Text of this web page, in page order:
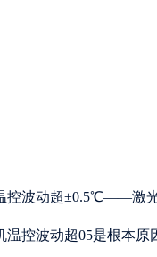
控波动超±0.5℃——激